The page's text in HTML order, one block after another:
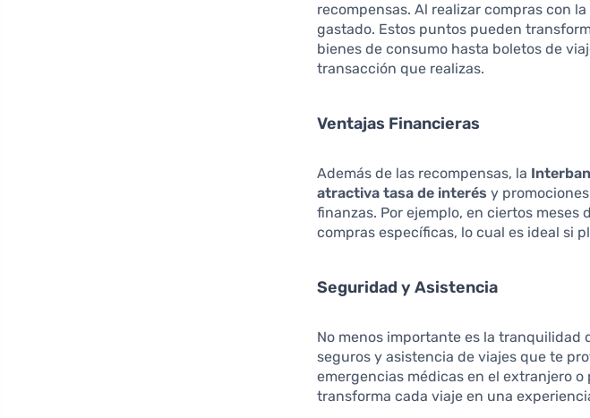
recompensas. Al realizar compras con
gastado. Estos puntos pueden
bienes de consumo hasta boletos de
transacción que realizas.
Ventajas Financieras
Además de las recompensas, la
atractiva tasa de interés y
finanzas. Por ejemplo, en ciertos
compras específicas, lo cual es ideal si
Seguridad y Asistencia
No menos importante es la
seguros y asistencia de viajes que te
emergencias médicas en el extranjero
transforma cada viaje en una